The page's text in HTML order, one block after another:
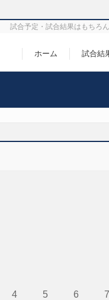
合予定・試合結果はもちろ
ホーム 試合結
4 5 6 7